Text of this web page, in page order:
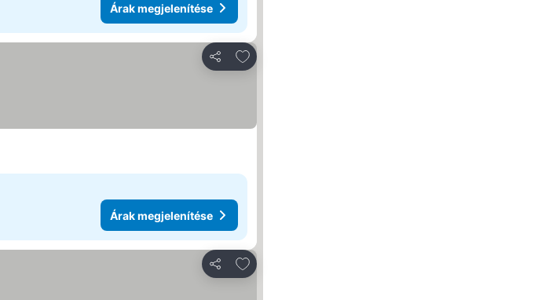
Árak megjelenítése
Megosztás
Hozzáadás a kedvencekhez
Árak megjelenítése
Megosztás
Hozzáadás a kedvencekhez